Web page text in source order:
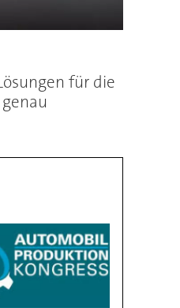
für die